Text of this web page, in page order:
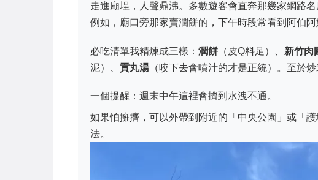
走進廟埕，人聲鼎沸。多數遊客會直奔那幾家網路名
例如，廟口旁那家賣潤餅的，下午時段常看到阿伯阿
必吃清單我精煉成三樣： 潤餅 （皮Q料足）、 新竹肉
泥）、 貢丸湯（咬下去會噴汁的才是正統）。至於
一個提醒：週末中午這裡會擠到水洩不通。
如果怕擁擠，可以外帶到附近的「中央公園」或「
法。